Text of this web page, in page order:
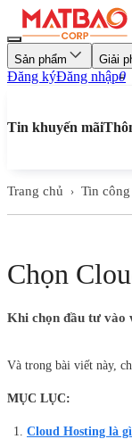
Sản phẩm Giải
Đăng kýĐăng nhập0
Tin khuyến mãi
Trang chủ › Tin công
Chọn
Khi chọn đầu tư vào
Và trong bài viết này,
MỤC LỤC:
Cloud Hosting là